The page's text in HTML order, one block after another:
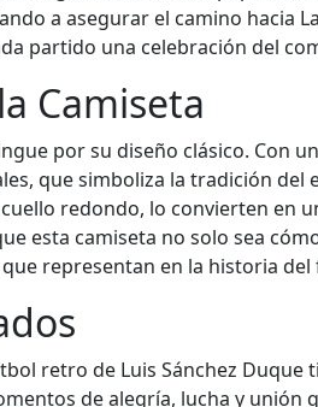
a asegurar el camino hacia
partido una celebración del
Camiseta
por su diseño clásico. Con
que simboliza la tradición
redondo, lo convierten en
esta camiseta no solo sea
representan en la historia del
retro de Luis Sánchez
de alegría, lucha y